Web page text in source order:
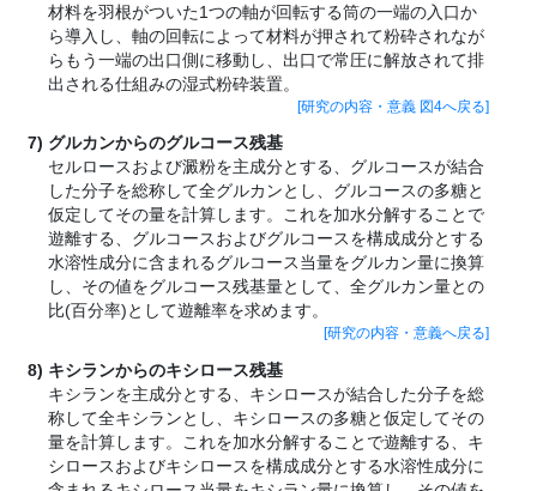
材料を羽根がついた1つの軸が回転する筒の一端の入口か
ら導入し、軸の回転によって材料が押されて粉砕されなが
らもう一端の出口側に移動し、出口で常圧に解放されて排
出される仕組みの湿式粉砕装置。
[研究の内容・意義 図4へ戻る]
グルカンからのグルコース残基
セルロースおよび澱粉を主成分とする、グルコースが結合
した分子を総称して全グルカンとし、グルコースの多糖と
仮定してその量を計算します。これを加水分解することで
遊離する、グルコースおよびグルコースを構成成分とする
水溶性成分に含まれるグルコース当量をグルカン量に換算
し、その値をグルコース残基量として、全グルカン量との
比(百分率)として遊離率を求めます。
[研究の内容・意義へ戻る]
キシランからのキシロース残基
キシランを主成分とする、キシロースが結合した分子を総
称して全キシランとし、キシロースの多糖と仮定してその
量を計算します。これを加水分解することで遊離する、キ
シロースおよびキシロースを構成成分とする水溶性成分に